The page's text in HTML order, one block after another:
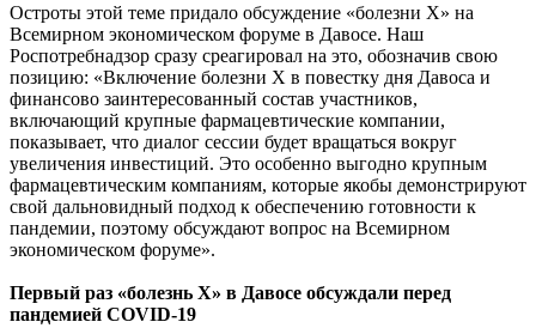
Остроты этой теме придало обсуждение «болезни Х» на
Всемирном экономическом форуме в Давосе. Наш
Роспотребнадзор сразу среагировал на это, обозначив свою
позицию: «Включение болезни X в повестку дня Давоса и
финансово заинтересованный состав участников,
включающий крупные фармацевтические компании,
показывает, что диалог сессии будет вращаться вокруг
увеличения инвестиций. Это особенно выгодно крупным
фармацевтическим компаниям, которые якобы демонстрируют
свой дальновидный подход к обеспечению готовности к
пандемии, поэтому обсуждают вопрос на Всемирном
экономическом форуме».
Первый раз «болезнь Х» в Давосе обсуждали перед
пандемией COVID-19